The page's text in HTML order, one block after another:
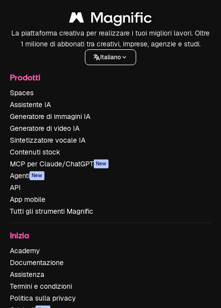
La piattaforma creativa per realizzare i tuoi migliori lavori. Oltre
1 milione di abbonati tra creativi, imprese, agenzie e studi.
Italiano
Prodotti
Spaces
Assistente IA
Generatore di immagini IA
Generatore di video IA
Sintetizzatore vocale IA
Contenuti stock
MCP per Claude/ChatGPT New
Agenti New
API
App mobile
Tutti gli strumenti Magnific
Inizia
Academy
Documentazione
Assistenza
Termini e condizioni
Politica sulla privacy